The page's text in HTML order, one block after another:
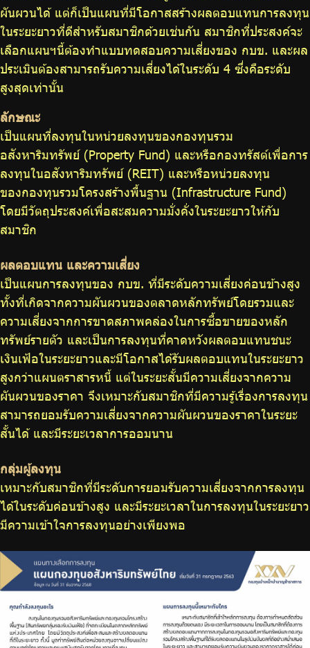
ผันผวนได้ แต่ก็เป็นแผนที่มีโอกาสสร้างผลตอบแทนการลงทุน
ในระยะยาวที่ดีสำหรับสมาชิกด้วยเช่นกัน สมาชิกที่ประสงค์จะ
เลือกแผนฯนี้ต้องทำแบบทดสอบความเสี่ยงของ กบข. และผล
ประเมินต้องสามารถรับความเสี่ยงได้ในระดับ 4 ซึ่งคือระดับ
สูงสุดเท่านั้น
ลักษณะ
เป็นแผนที่ลงทุนในหน่วยลงทุนของกองทุนรวม
อสังหาริมทรัพย์ (Property Fund) และหรือกองทรัสต์เพื่อการ
ลงทุนในอสังหาริมทรัพย์ (REIT) และหรือหน่วยลงทุน
ของกองทุนรวมโครงสร้างพื้นฐาน (Infrastructure Fund)
โดยมีวัตถุประสงค์เพื่อสะสมความมั่งคั่งในระยะยาวให้กับ
สมาชิก
ผลตอบแทน และความเสี่ยง
เป็นแผนการลงทุนของ กบข. ที่มีระดับความเสี่ยงค่อนข้างสูง
ทั้งที่เกิดจากความผันผวนของตลาดหลักทรัพย์โดยรวมและ
ความเสี่ยงจากการขาดสภาพคล่องในการซื้อขายของหลัก
ทรัพย์รายตัว และเป็นการลงทุนที่คาดหวังผลตอบแทนชนะ
เงินเฟ้อในระยะยาวและมีโอกาสได้รับผลตอบแทนในระยะยาว
สูงกว่าแผนตราสารหนี้ แต่ในระยะสั้นมีความเสี่ยงจากความ
ผันผวนของราคา จึงเหมาะกับสมาชิกที่มีความรู้เรื่องการลงทุน
สามารถยอมรับความเสี่ยงจากความผันผวนของราคาในระยะ
สั้นได้ และมีระยะเวลาการออมนาน
กลุ่มผู้ลงทุน
เหมาะกับสมาชิกที่มีระดับการยอมรับความเสี่ยงจากการลงทุน
ได้ในระดับค่อนข้างสูง และมีระยะเวลาในการลงทุนในระยะยาว
มีความเข้าใจการลงทุนอย่างเพียงพอ